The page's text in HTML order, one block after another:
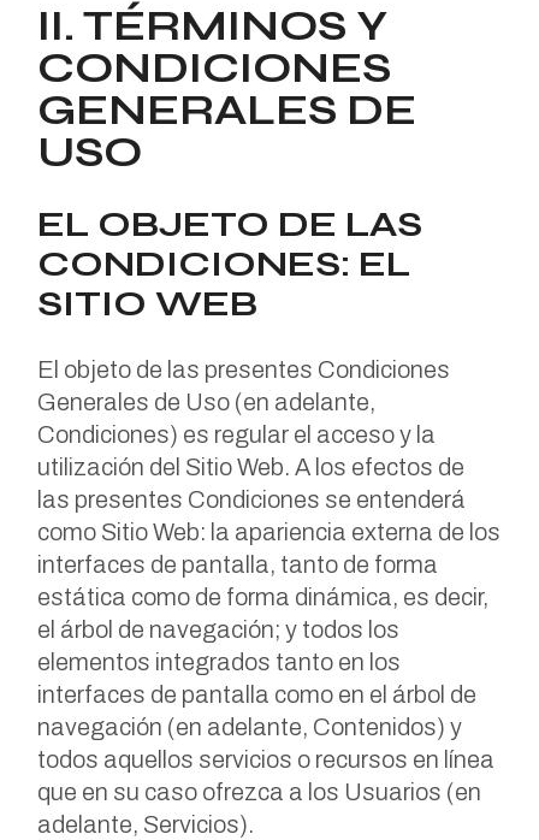
II. TÉRMINOS Y
CONDICIONES
GENERALES DE
USO
EL OBJETO DE LAS
CONDICIONES: EL
SITIO WEB
El objeto de las presentes Condiciones
Generales de Uso (en adelante,
Condiciones) es regular el acceso y la
utilización del Sitio Web. A los efectos de
las presentes Condiciones se entenderá
como Sitio Web: la apariencia externa de los
interfaces de pantalla, tanto de forma
estática como de forma dinámica, es decir,
el árbol de navegación; y todos los
elementos integrados tanto en los
interfaces de pantalla como en el árbol de
navegación (en adelante, Contenidos) y
todos aquellos servicios o recursos en línea
que en su caso ofrezca a los Usuarios (en
adelante, Servicios).